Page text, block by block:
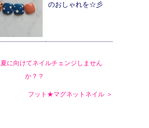
のおしゃれを☆彡
に向けてネイルチェンジしません
か？？
フット★マグネットネイル ＞